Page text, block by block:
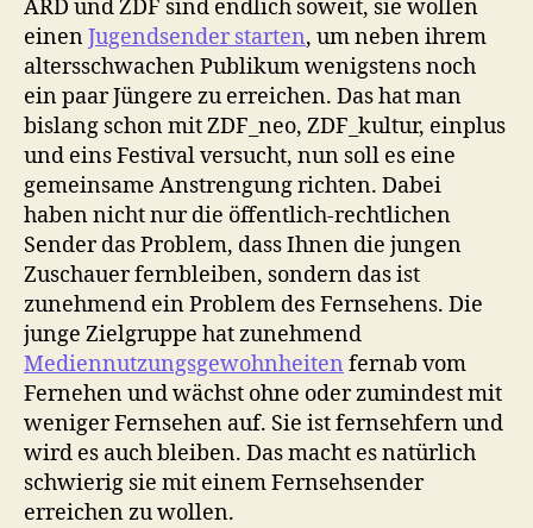
ARD und ZDF sind endlich soweit, sie wollen
einenJugendsender starten, um neben ihrem
altersschwachen Publikum wenigstens noch
ein paar Jüngere zu erreichen. Das hat man
bislang schon mit ZDF_neo, ZDF_kultur, einplus
und eins Festival versucht, nun soll es eine
gemeinsame Anstrengung richten. Dabei
haben nicht nur die öffentlich-rechtlichen
Sender das Problem, dass Ihnen die jungen
Zuschauer fernbleiben, sondern das ist
zunehmend ein Problem des Fernsehens. Die
junge Zielgruppe hat zunehmend
Mediennutzungsgewohnheiten fernab vom
Fernehen und wächst ohne oder zumindest mit
weniger Fernsehen auf. Sie ist fernsehfern und
wird es auch bleiben. Das macht es natürlich
schwierig sie mit einem Fernsehsender
erreichen zu wollen.